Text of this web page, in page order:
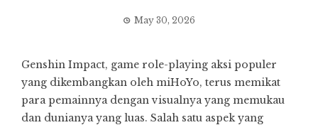
May 30, 2026
Genshin Impact, game role-playing aksi populer
yang dikembangkan oleh miHoYo, terus memikat
para pemainnya dengan visualnya yang memukau
dan dunianya yang luas. Salah satu aspek yang